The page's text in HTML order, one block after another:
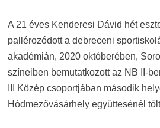
A 21 éves Kenderesi Dávid hét
pallérozódott a debreceni
akadémián, 2020 októberében,
színeiben bemutatkozott az NB II-
III Közép csoportjában második
Hódmezővásárhely együttesénél